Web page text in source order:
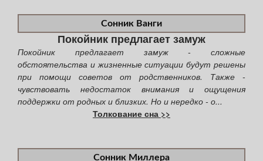
Сонник Ванги
Покойник предлагает замуж
Покойник предлагает замуж - сложные
обстоятельства и жизненные ситуации будут решены
при помощи советов от родственников. Также -
чувствовать недостаток внимания и ощущения
поддержки от родных и близких. Но и нередко - о...
Толкование сна >>
Сонник Миллера